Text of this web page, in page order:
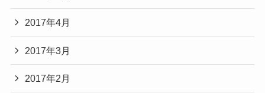
2017年4月
2017年3月
2017年2月